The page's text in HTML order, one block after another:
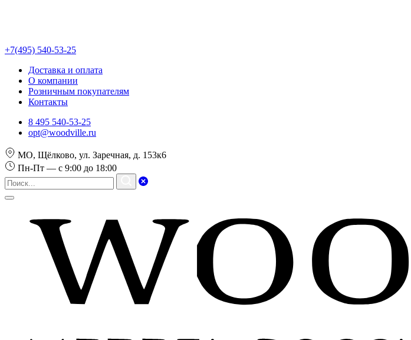
+7(495) 540-53-25
Доставка и оплата
О компании
Розничным покупателям
Контакты
8 495 540-53-25
opt@woodville.ru
МО, Щёлково, ул. Заречная, д. 153к6
Пн-Пт — с 9:00 до 18:00